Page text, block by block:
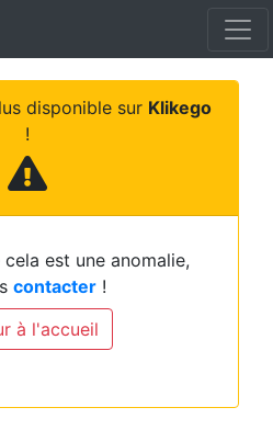
disponible sur Klikego
!
est une anomalie,
contacter !
à l'accueil